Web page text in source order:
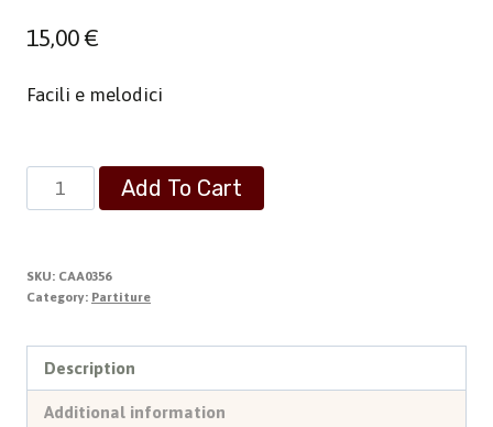
15,00€
Facili e melodici
Cinque
Pezzi
Organo
quantity
Add To Cart
SKU: CAA0356
Category: Partiture
Description
Additional information